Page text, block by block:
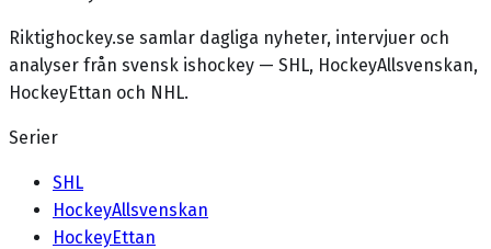
Riktighockey.se samlar dagliga nyheter, intervjuer och
analyser från svensk ishockey — SHL, HockeyAllsvenskan,
HockeyEttan och NHL.
Serier
SHL
HockeyAllsvenskan
HockeyEttan